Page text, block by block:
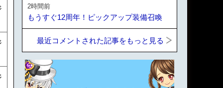
2時間前
もうすぐ12周年！ピックアップ装備召喚
最近コメントされた記事をもっと見る